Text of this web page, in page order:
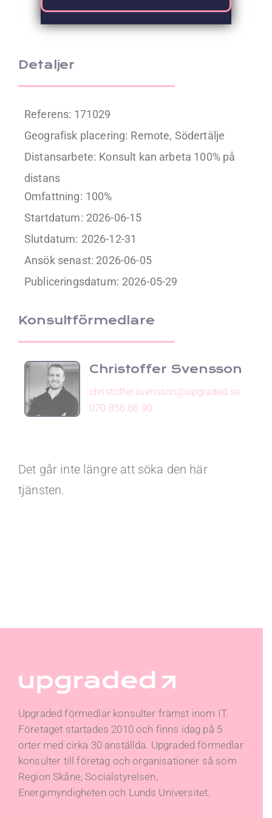
förankring.
Detaljer
Referens: 171029
Geografisk placering: Remote, Södertälje
Distansarbete: Konsult kan arbeta 100% på
distans
Omfattning: 100%
Startdatum: 2026-06-15
Slutdatum: 2026-12-31
Ansök senast: 2026-06-05
Publiceringsdatum: 2026-05-29
Konsultförmedlare
Christoffer Svensson
christoffer.svensson@upgraded.se
070 856 86 90
Det går inte längre att söka den här
tjänsten.
Upgraded förmedlar konsulter främst inom IT.
Företaget startades 2010 och finns idag på 5
orter med cirka 30 anställda. Upgraded förmedlar
konsulter till företag och organisationer så som
Region Skåne, Socialstyrelsen,
Energimyndigheten och Lunds Universitet.